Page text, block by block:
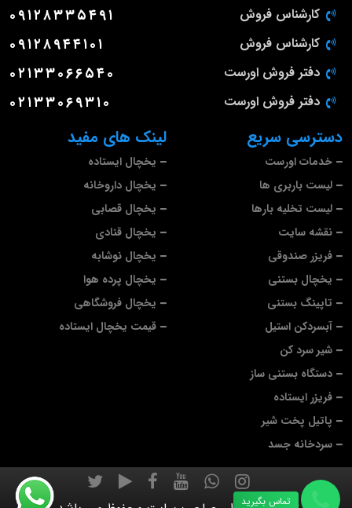
لینک های مفید
یخچال ایستاده
یخچال داروخانه
یخچال قصابی
یخچال قنادی
یخچال نوشابه
یخچال پرده هوا
یخچال فروشگاهی
قیمت یخچال ایستاده
دسترسی سریع
خدمات اورست
لیست باربری ها
لیست تخلیه بارها
نقشه سایت
فریزر صندوقی
یخچال بستنی
تاپینگ بستنی
آبسردکن استیل
شیر سرد کن
دستگاه بستنی ساز
فریزر ایستاده
پاتیل پخت شیر
سردخانه جسد
کارشناس فروش ۰۹۱۲۸۳۳۵۴۹۱
کارشناس فروش ۰۹۱۲۸۹۴۴۱۰۱
دفتر فروش اورست ۰۲۱۳۳۰۶۶۵۴۰
دفتر فروش اورست ۰۲۱۳۳۰۶۹۳۱۰
تماس بگیرید